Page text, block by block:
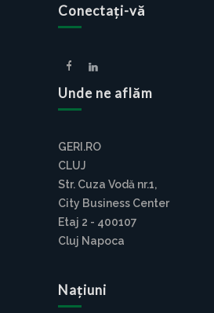
Conectați-vă
Unde ne aflăm
GERI.RO
CLUJ
Str. Cuza Vodă nr.1,
City Business Center
Etaj 2 - 400107
Cluj Napoca
Națiuni